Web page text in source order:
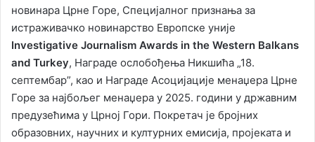
новинара Црне Горе, Специјалног признања за
истраживачко новинарство Европске уније
Investigative Journalism Awards in the Western Balkans
and Turkey, Награде ослобођења Никшића „18.
септембар”, као и Награде Асоцијације менаџера Црне
Горе за најбољег менаџера у 2025. години у државним
предузећима у Црној Гори. Покретач је бројних
образовних, научних и културних емисија, пројеката и